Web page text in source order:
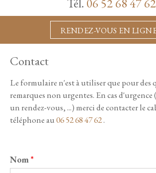
Tél. 06 52 68 47 62
RENDEZ-VOUS EN
Contact
Le formulaire n'est à utiliser que pour des
remarques non urgentes. En cas d'urgence
un rendez-vous, ...) merci de contacter le
téléphone au06 52 68 47 62.
Nom*